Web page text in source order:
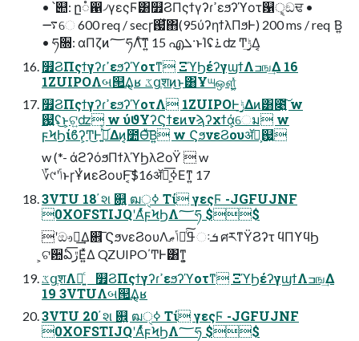
• ՝୊: ը૾഑৴γεςϜ͸௿ϨΠςϯγʔɾߴεϧʔϓοτ଱ੑ͕ඞਢ •
࠷େ 600 req / secɼ஗ͯ͘΋(95ύʔηϯλΠϧͰ) 200 ms / req ͘Β͍
• ཧ૝: αΠζͷ؅ཧΛͨ͘͠ͳ͍ 15 എܠ·ͱΊʢ࠶ʣ Ͳ͏࣮ݱ͢Δ͔
௿ϨΠςϯγʔɾߴεϧʔϓοτͳ ΞϓϦέʔγϣϯΛߏங͢Δ 16
1ZUIPOΛબ୒͢Δ͔ʁ ػցֶशͷ͜ͱ͸Ұ୴ஔ͍͓͍ͯͯ
௿ϨΠςϯγʔɾߴεϧʔϓοτΛ 1ZUIPOͰ࣮ݱ͢Δͷ͸೉͍͠ w
஗͍ʢ͜ͱ͕ଟ͍ʣ w ύϑΥʔϚϯεͷνϡʔχϯά͕େม w
ϝϞϦίϐʔ͕Ͳ͜Ͱى͍ͬͯ͜Δͷ͔೺Ѳͮ͠Β͍ w ϚϧνεϨουॲཧ͕஗͍
w (*- άϩʔόϧΠϯλϓϦλϩοΫ  w
؆୯ʹݴ͏ͱɼҰͭͷεϨουͰ͔͠$16ॲཧ͕࣮ߦ͞Εͳ͍ 17
3VTU 18 ҆શ ଎͍ ฒߦੑ Τί γεςϜ -JGFUJNF
0XOFSTIJQʹΑͬͯϝϞϦΛ؅ཧ $$
ʹඖఢ͢Δ଎͞ ϚϧνεϨουΛߟྀͨ͠ݴޠઃܭ ศརͳΫϨʔτ ϥΠϒϥϦ
͕ଟ਺ఏڙ͞Ε͍ͯΔ QZUIPO΄ͲͰ͸ͳ͍͕
ػցֶशΛ༻͍ͨ ௿ϨΠςϯγʔɾߴεϧʔϓοτͳ ΞϓϦέʔγϣϯΛߏங͢Δ
19 3VTUΛબ୒͢Δ͔ʁ
3VTU 20 ҆શ ଎͍ ฒߦੑ Τί γεςϜ -JGFUJNF
0XOFSTIJQʹΑͬͯϝϞϦΛ؅ཧ $$